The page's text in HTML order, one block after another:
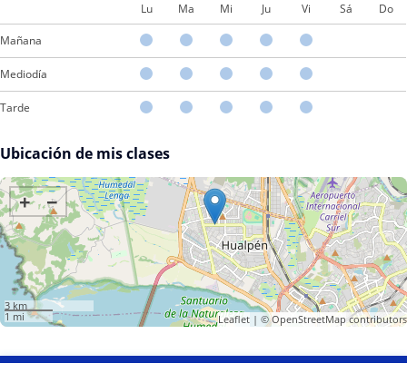
Lu Ma Mi Ju Vi Sá Do
Mañana
Mediodía
Tarde
Ubicación de mis clases
+ −
3 km
1 mi
Leaflet| ©OpenStreetMapcontributors